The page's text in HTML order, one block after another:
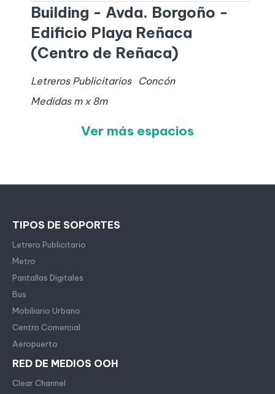
Building - Avda. Borgoño -
Edificio Playa Reñaca
(Centro de Reñaca)
Letreros Publicitarios
Concón
Medidas m x 8m
Ver más espacios
TIPOS DE SOPORTES
Letrero Publicitario
Metro
Pantallas Digitales
Bus
Mobiliario Urbano
Centro Comercial
Aeropuerto
RED DE MEDIOS OOH
Clear Channel